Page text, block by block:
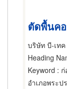
ตัดพื้นค
บริษัท บี-เท
Heading
Keyword :
อำเภอพระป